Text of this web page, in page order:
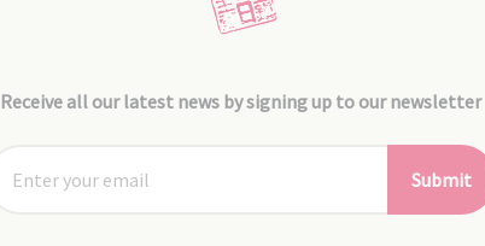
Receive all our latest news by signing up to our newsletter
Submit